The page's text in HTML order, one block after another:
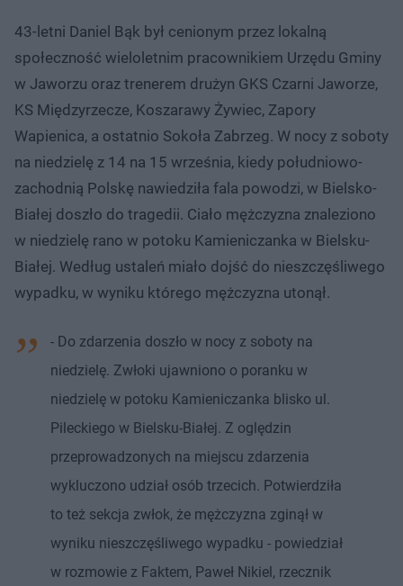
43-letni Daniel Bąk był cenionym przez lokalną
społeczność wieloletnim pracownikiem Urzędu Gminy
w Jaworzu oraz trenerem drużyn GKS Czarni Jaworze,
KS Międzyrzecze, Koszarawy Żywiec, Zapory
Wapienica, a ostatnio Sokoła Zabrzeg. W nocy z soboty
na niedzielę z 14 na 15 września, kiedy południowo-
zachodnią Polskę nawiedziła fala powodzi, w Bielsko-
Białej doszło do tragedii. Ciało mężczyzna znaleziono
w niedzielę rano w potoku Kamieniczanka w Bielsku-
Białej. Według ustaleń miało dojść do nieszczęśliwego
wypadku, w wyniku którego mężczyzna utonął.
- Do zdarzenia doszło w nocy z soboty na
niedzielę. Zwłoki ujawniono o poranku w
niedzielę w potoku Kamieniczanka blisko ul.
Pileckiego w Bielsku-Białej. Z oględzin
przeprowadzonych na miejscu zdarzenia
wykluczono udział osób trzecich. Potwierdziła
to też sekcja zwłok, że mężczyzna zginął w
wyniku nieszczęśliwego wypadku - powiedział
w rozmowie z Faktem, Paweł Nikiel, rzecznik